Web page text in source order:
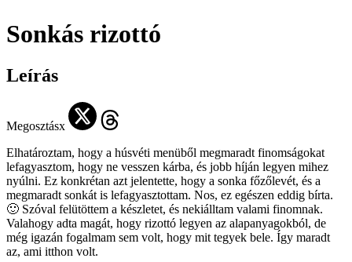
Sonkás rizottó
Leírás
Megosztásx
Elhatároztam, hogy a húsvéti menüből megmaradt finomságokat
lefagyasztom, hogy ne vesszen kárba, és jobb híján legyen mihez
nyúlni. Ez konkrétan azt jelentette, hogy a sonka főzőlevét, és a
megmaradt sonkát is lefagyasztottam. Nos, ez egészen eddig bírta.
🙂 Szóval felütöttem a készletet, és nekiálltam valami finomnak.
Valahogy adta magát, hogy rizottó legyen az alapanyagokból, de
még igazán fogalmam sem volt, hogy mit tegyek bele. Így maradt
az, ami itthon volt.